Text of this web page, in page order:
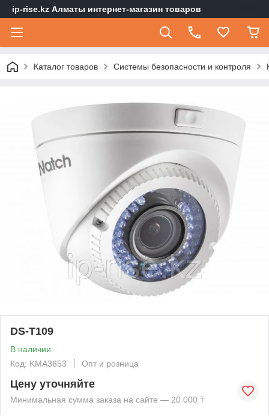
ip-rise.kz Алматы интернет-магазин товаров
Каталог товаров Системы безопасности и контроля
DS-T109
В наличии
Код: KMА3653
Опт и розница
Цену уточняйте
Минимальная сумма заказа на сайте — 20 000 ₸